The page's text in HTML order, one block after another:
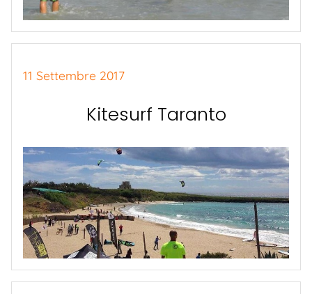
11 Settembre 2017
Kitesurf Taranto